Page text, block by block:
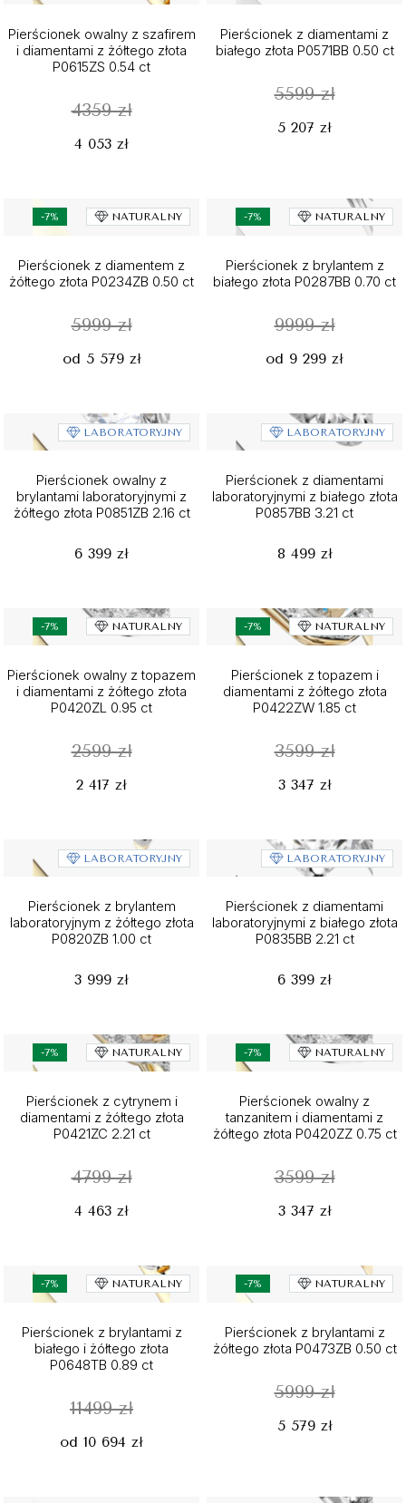
Pierścionek owalny z szafirem
i diamentami z żółtego złota
P0615ZS 0.54 ct
4359 zł
4 053 zł
Pierścionek z diamentami z
białego złota P0571BB 0.50 ct
5599 zł
5 207 zł
-7% NATURALNY
Pierścionek z diamentem z
żółtego złota P0234ZB 0.50 ct
5999 zł
od 5 579 zł
-7% NATURALNY
Pierścionek z brylantem z
białego złota P0287BB 0.70 ct
9999 zł
od 9 299 zł
LABORATORYJNY
Pierścionek owalny z
brylantami laboratoryjnymi z
żółtego złota P0851ZB 2.16 ct
6 399 zł
LABORATORYJNY
Pierścionek z diamentami
laboratoryjnymi z białego złota
P0857BB 3.21 ct
8 499 zł
-7% NATURALNY
Pierścionek owalny z topazem
i diamentami z żółtego złota
P0420ZL 0.95 ct
2599 zł
2 417 zł
-7% NATURALNY
Pierścionek z topazem i
diamentami z żółtego złota
P0422ZW 1.85 ct
3599 zł
3 347 zł
LABORATORYJNY
Pierścionek z brylantem
laboratoryjnym z żółtego złota
P0820ZB 1.00 ct
3 999 zł
LABORATORYJNY
Pierścionek z diamentami
laboratoryjnymi z białego złota
P0835BB 2.21 ct
6 399 zł
-7% NATURALNY
Pierścionek z cytrynem i
diamentami z żółtego złota
P0421ZC 2.21 ct
4799 zł
4 463 zł
-7% NATURALNY
Pierścionek owalny z
tanzanitem i diamentami z
żółtego złota P0420ZZ 0.75 ct
3599 zł
3 347 zł
-7% NATURALNY
Pierścionek z brylantami z
białego i żółtego złota
P0648TB 0.89 ct
11499 zł
od 10 694 zł
-7% NATURALNY
Pierścionek z brylantami z
żółtego złota P0473ZB 0.50 ct
5999 zł
5 579 zł